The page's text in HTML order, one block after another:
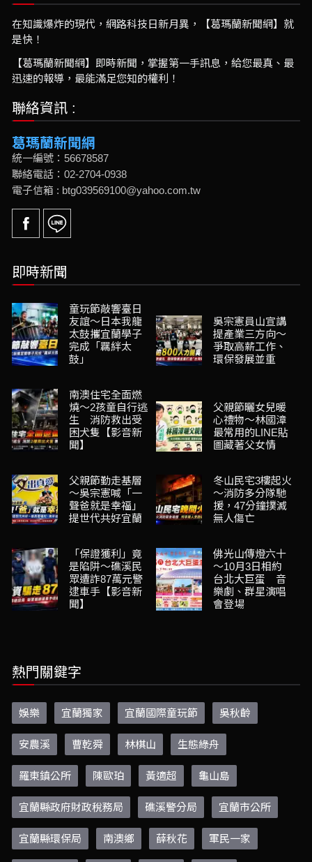
在知識爆炸的現代，網路科技日新月異，【葛瑪蘭新聞網】就
是快！
【葛瑪蘭新聞網】即時新聞，掌握第一手訊息，給您最真、最
迅速的報導，最能滿足您知的權利！
聯絡資訊 :
葛瑪蘭新聞網
統一編號：56678587
聯絡電話：02-2704-0938
電子信箱 : btg039569100@yahoo.com.tw
即時新聞
童玩節敲響臺日
友誼～日本我龍
太鼓攜宜蘭學子
完成「羈絆太
鼓」
吳宗憲員山宣講
提產業三方向～
爭取高薪工作、
環保發展並重
南澳住宅全面燃
燒～2孩童自行逃
生 消防救出受
困犬隻【影音新
聞】
父親節曬女兒暖
心禮物～林國漳
最常用的LINE貼
圖藏著父女情
父親節勤走基層
～吳宗憲喊「一
聲爸就是幸福」
提世代共好宜蘭
冬山民宅3樓起火
～消防多分隊馳
援，47分鐘撲滅
無人傷亡
「保證獲利」竟
是陷阱～礁溪民
眾遭詐87萬元警
逮車手【影音新
聞】
佛光山傳燈六十
～10月3日相約
台北大巨蛋 音
樂劇、群星演唱
會登場
熱門關鍵字
娛樂 宜蘭獨家 宜蘭國際童玩節 吳秋齡
安農溪 曹乾舜 林棋山 生態綠舟
羅東鎮公所 陳歐珀 黃適超 龜山島
宜蘭縣政府財政稅務局 礁溪警分局 宜蘭市公所
宜蘭縣環保局 南澳鄉 薛秋花 軍民一家